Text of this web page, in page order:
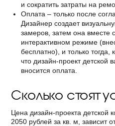
и сократить затраты на
Оплата – только после
Дизайнер создает
замеров, затем она вместе
интерактивном режиме
бесплатно), и только тогда,
что дизайн-проект детской
вносится оплата.
Сколько стоят
Цена дизайн-проекта детской
2050 рублей за кв. м, зависит